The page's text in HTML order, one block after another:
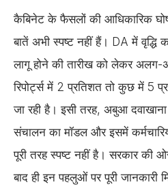
कैबिनेट के फैसलों की आधिकारिक
बातें अभी स्पष्ट नहीं हैं। DA में
लागू होने की तारीख को लेकर
रिपोर्ट्स में 2 प्रतिशत तो कुछ में 5
जा रही है। इसी तरह, अबुआ
संचालन का मॉडल और इसमें
पूरी तरह स्पष्ट नहीं है। सरकार
बाद ही इन पहलुओं पर पूरी जानकारी